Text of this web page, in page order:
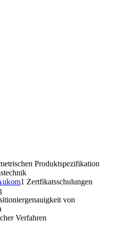
Produktspezifikation
1 Zertfikatsschulungen
von
Verfahren